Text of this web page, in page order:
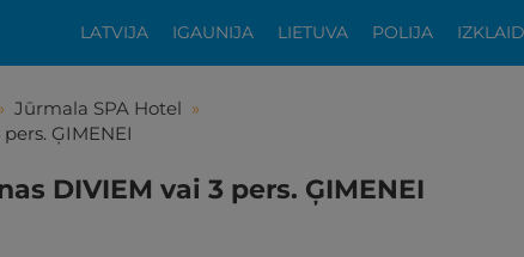
LATVIJA IGAUNIJA LIETUVA POLIJA
Jūrmala SPA Hotel »
ĢIMENEI
DIVIEM vai 3 pers. ĢIMENEI